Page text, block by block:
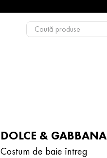
Caută produse
DOLCE & GABBANA
Costum de baie întreg